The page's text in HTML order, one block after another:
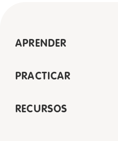
APRENDER
PRACTICAR
RECURSOS